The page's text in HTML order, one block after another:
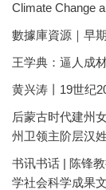
Climate Change
數據庫資源｜早
王学典：逼人成
黄兴涛丨19世纪
后蒙古时代建州
州卫领主阶层汉
书讯书话 | 陈锋
学社会科学成果